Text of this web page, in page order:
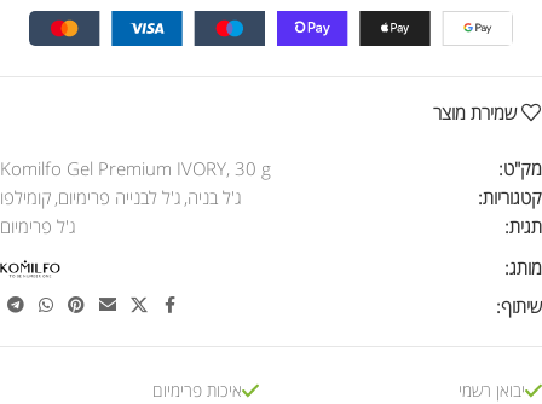
שמירת מוצר
מק"ט:
Komilfo Gel Premium IVORY, 30 g
קטגוריות:
ג'ל בניה, ג'ל לבנייה פרימיום, קומילפו
תגית:
ג'ל פרימיום
מותג:
שיתוף:
יבואן רשמי
איכות פרימיום